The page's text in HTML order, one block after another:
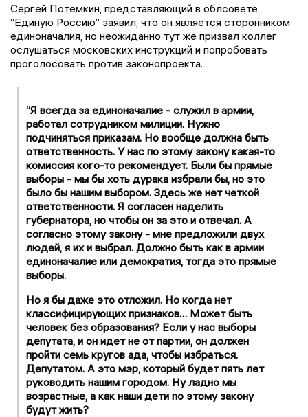
Сергей Потемкин, представляющий в облсовете
“Единую Россию” заявил, что он является сторонником
единоначалия, но неожиданно тут же призвал коллег
ослушаться московских инструкций и попробовать
проголосовать против законопроекта.
“Я всегда за единоначалие - служил в армии,
работал сотрудником милиции. Нужно
подчиняться приказам. Но вообще должна быть
ответственность. У нас по этому закону какая-то
комиссия кого-то рекомендует. Были бы прямые
выборы - мы бы хоть дурака избрали бы, но это
было бы нашим выбором. Здесь же нет четкой
ответственности. Я согласен наделить
губернатора, но чтобы он за это и отвечал. А
согласно этому закону - мне предложили двух
людей, я их и выбрал. Должно быть как в армии
единоначалие или демократия, тогда это прямые
выборы.
Но я бы даже это отложил. Но когда нет
классифицирующих признаков… Может быть
человек без образования? Если у нас выборы
депутата, и он идет не от партии, он должен
пройти семь кругов ада, чтобы избраться.
Депутатом. А это мэр, который будет пять лет
руководить нашим городом. Ну ладно мы
возрастные, а как наши дети по этому закону
будут жить?